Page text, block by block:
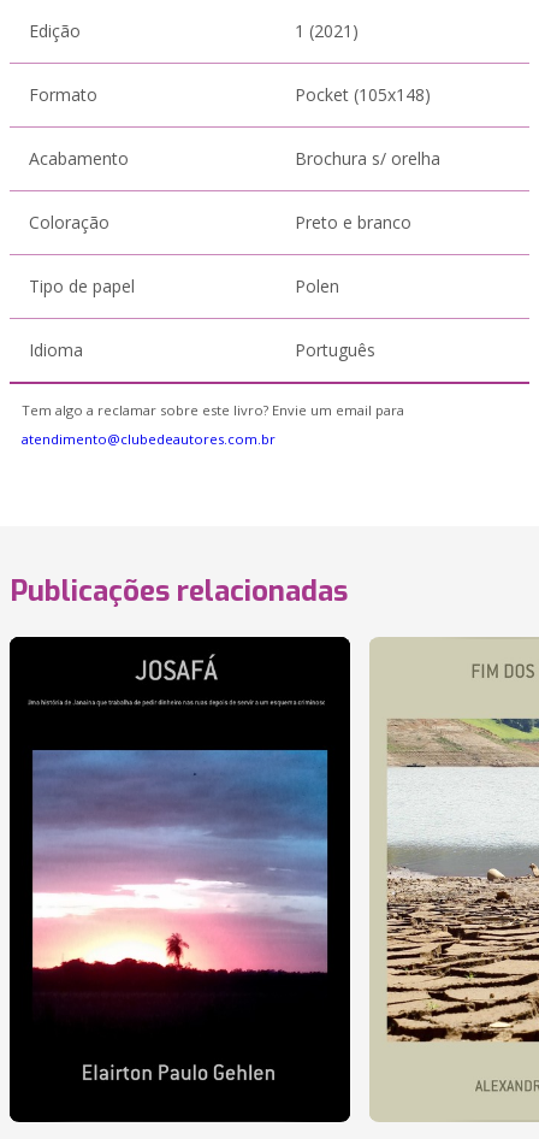
Edição 1 (2021)
Formato Pocket (105x148)
Acabamento Brochura s/ orelha
Coloração Preto e branco
Tipo de papel Polen
Idioma Português
Tem algo a reclamar sobre este livro? Envie um email para
atendimento@clubedeautores.com.br
Publicações relacionadas